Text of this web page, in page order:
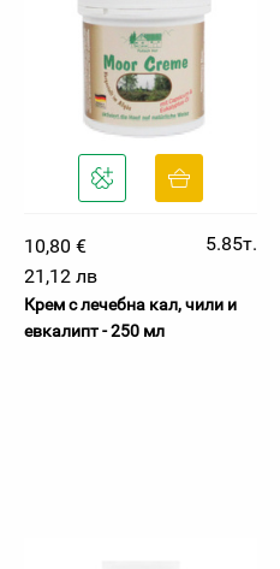
10,80 €
5.85т.
21,12 лв
Крем с лечебна кал, чили и
евкалипт - 250 мл